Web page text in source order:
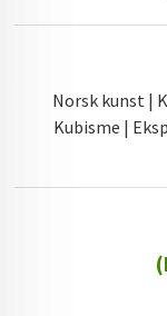
Norsk kunst |
Kubisme |